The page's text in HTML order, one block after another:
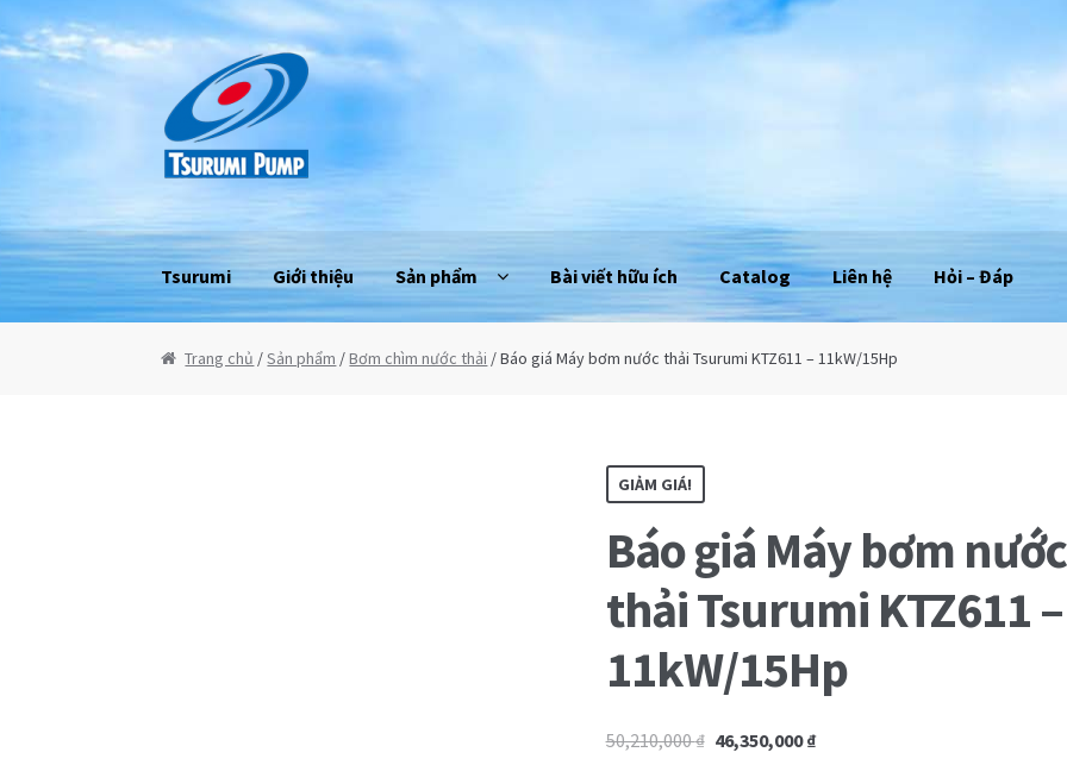
Đi đến Điều hướng
Chuyển đến nội dung
Tsurumi Giới thiệu Sản phẩm Bài viết hữu ích Catalog Liên hệ Hỏi – Đáp
Trang chủ /Sản phẩm /Bơm chìm nước thải / Báo giá Máy bơm nước thải Tsurumi KTZ611 – 11kW/15Hp
GIẢM GIÁ!
Báo giá Máy bơm nước
thải Tsurumi KTZ611 –
11kW/15Hp
50,210,000₫ 46,350,000₫